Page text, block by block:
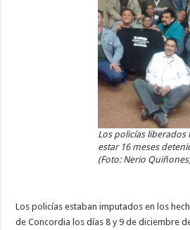
Los policías liberados
estar 16 meses
(Foto: Nerio
Los policías estaban imputados en los
de Concordia los días 8 y 9 de diciembre